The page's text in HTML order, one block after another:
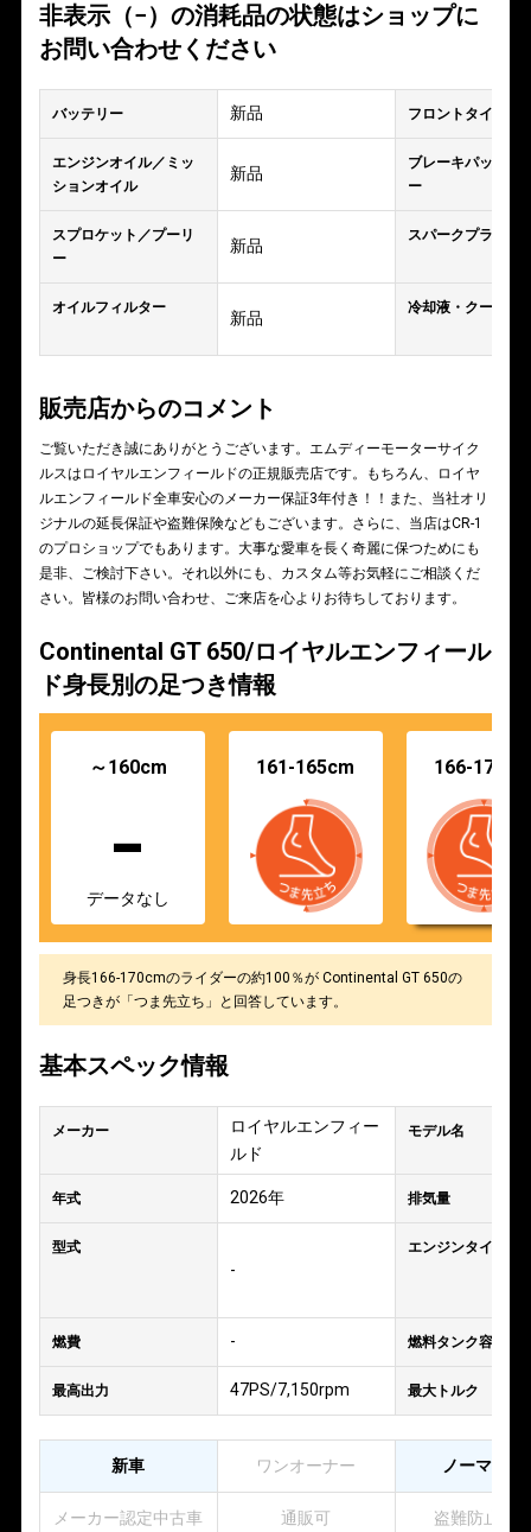
非表示（−）の消耗品の状態はショップに
お問い合わせください
バッテリー 新品 フロントタイヤ
エンジンオイル／ミッ
ションオイル
新品
ブレーキパッド／
ー
スプロケット／プーリ
ー
新品
スパークプラグ
オイルフィルター
新品
冷却液・クーラン
販売店からのコメント
ご覧いただき誠にありがとうございます。エムディーモーターサイク
ルスはロイヤルエンフィールドの正規販売店です。もちろん、ロイヤ
ルエンフィールド全車安心のメーカー保証3年付き！！また、当社オリ
ジナルの延長保証や盗難保険などもございます。さらに、当店はCR-1
のプロショップでもあります。大事な愛車を長く奇麗に保つためにも
是非、ご検討下さい。それ以外にも、カスタム等お気軽にご相談くだ
さい。皆様のお問い合わせ、ご来店を心よりお待ちしております。
Continental GT 650/ロイヤルエンフィール
ド身長別の足つき情報
～160cm
-
データなし
161-165cm 166-
身長166-170cmのライダーの約100％が Continental GT 650の
足つきが「つま先立ち」と回答しています。
基本スペック情報
メーカー
ロイヤルエンフィー
ルド
モデル名
年式 2026年 排気量
型式
-
エンジンタイプ
燃費 - 燃料タンク容量
最高出力 47PS/7,150rpm 最大トルク
新車 ワンオーナー ノーマル車
メーカー認定中古車 通販可 盗難防止装